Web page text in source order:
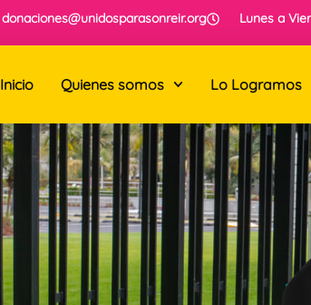
donaciones@unidosparasonreir.org Lunes a
Inicio Quienes somos Lo Logramos